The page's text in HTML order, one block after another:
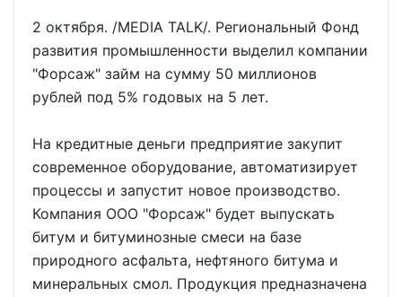
2 октября. /MEDIA TALK/. Региональный Фонд
развития промышленности выделил компании
"Форсаж" займ на сумму 50 миллионов
рублей под 5% годовых на 5 лет.
На кредитные деньги предприятие закупит
современное оборудование, автоматизирует
процессы и запустит новое производство.
Компания ООО "Форсаж" будет выпускать
битум и битуминозные смеси на базе
природного асфальта, нефтяного битума и
минеральных смол. Продукция предназначена